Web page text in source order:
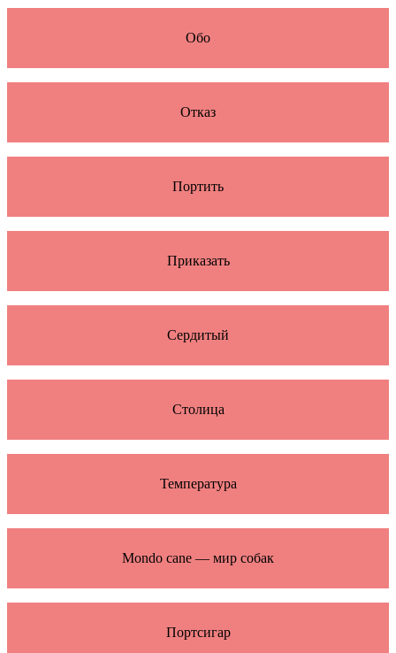
Обо
Отказ
Портить
Приказать
Сердитый
Столица
Температура
Mondo cane — мир собак
Портсигар